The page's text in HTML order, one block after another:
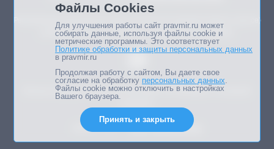
Републикация материалов сайта в печатных изданиях (книгах, прессе)
возможна только с письменного разрешения редакции.
Мнение авторов статей портала может не совпадать с позицией
Дизайн сайта -
Файлы Cookies
Для улучшения работы сайт pravmir.ru может
собирать данные, используя файлы cookie и
метрические программы. Это соответствует
Политике обработки и защиты персональных данных
в pravmir.ru
Продолжая работу с сайтом, Вы даете свое
согласие на обработку персональных данных.
Файлы cookie можно отключить в настройках
Вашего браузера.
Принять и закрыть